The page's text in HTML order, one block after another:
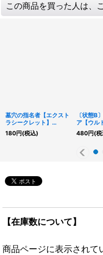
この商品を買った人は、
墓穴の指名者【エクスト
ラシークレット】
{RC04-JP058}《魔
法》
180円(税込)
〔状態B
ア【ウル
JP228}《
480円(
【在庫数について】
商品ページに表示されて